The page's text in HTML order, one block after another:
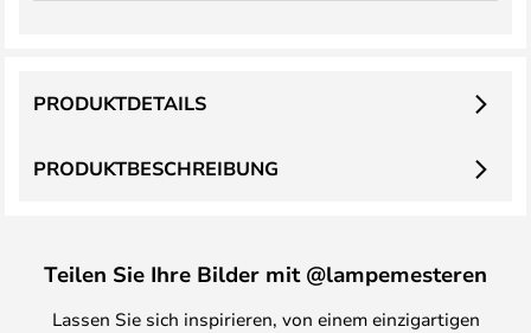
PRODUKTBESCHREIBUNG
PRODUKTDETAILS
Teilen Sie Ihre Bilder mit @lampemesteren
Lassen Sie sich inspirieren, von einem einzigartigen